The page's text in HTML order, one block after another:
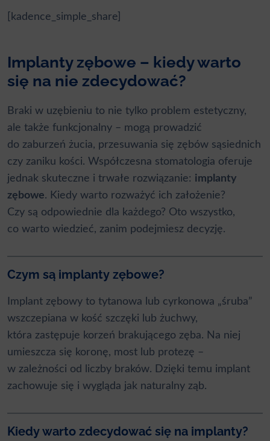
[kadence_simple_share]
Implanty zębowe – kiedy warto
się na nie zdecydować?
Braki w uzębieniu to nie tylko problem estetyczny,
ale także funkcjonalny – mogą prowadzić
do zaburzeń żucia, przesuwania się zębów sąsiednich
czy zaniku kości. Współczesna stomatologia oferuje
jednak skuteczne i trwałe rozwiązanie: implanty
zębowe. Kiedy warto rozważyć ich założenie?
Czy są odpowiednie dla każdego? Oto wszystko,
co warto wiedzieć, zanim podejmiesz decyzję.
Czym są implanty zębowe?
Implant zębowy to tytanowa lub cyrkonowa „śruba”
wszczepiana w kość szczęki lub żuchwy,
która zastępuje korzeń brakującego zęba. Na niej
umieszcza się koronę, most lub protezę –
w zależności od liczby braków. Dzięki temu implant
zachowuje się i wygląda jak naturalny ząb.
Kiedy warto zdecydować się na implanty?